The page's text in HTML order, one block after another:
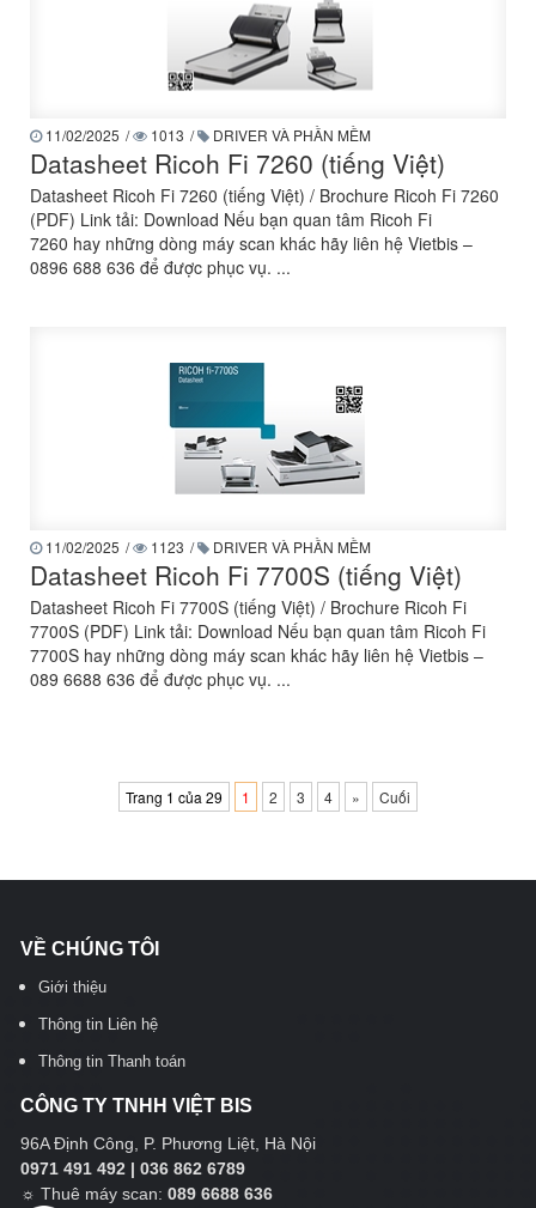
11/02/2025 / 1013 / DRIVER VÀ PHẦN MỀM
Datasheet Ricoh Fi 7260 (tiếng Việt)
Datasheet Ricoh Fi 7260 (tiếng Việt) / Brochure Ricoh Fi 7260
(PDF) Link tải: Download Nếu bạn quan tâm Ricoh Fi
7260 hay những dòng máy scan khác hãy liên hệ Vietbis –
0896 688 636 để được phục vụ. ...
11/02/2025 / 1123 / DRIVER VÀ PHẦN MỀM
Datasheet Ricoh Fi 7700S (tiếng Việt)
Datasheet Ricoh Fi 7700S (tiếng Việt) / Brochure Ricoh Fi
7700S (PDF) Link tải: Download Nếu bạn quan tâm Ricoh Fi
7700S hay những dòng máy scan khác hãy liên hệ Vietbis –
089 6688 636 để được phục vụ. ...
Trang 1 của 29 1 2 3 4 » Cuối
VỀ CHÚNG TÔI
Giới thiệu
Thông tin Liên hệ
Thông tin Thanh toán
CÔNG TY TNHH VIỆT BIS
96A Định Công, P. Phương Liệt, Hà Nội
0971 491 492 | 036 862 6789
☼ Thuê máy scan: 089 6688 636